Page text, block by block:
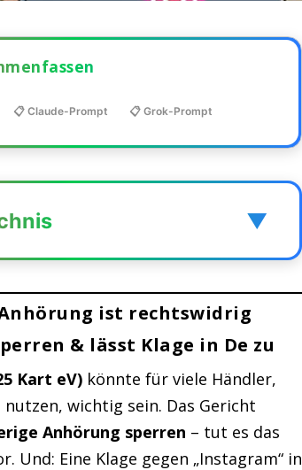
📋 Claude-Prompt 📋 Grok-Prompt
▼
ist rechtswidrig
ist rechtswidrig
& lässt Klage in De zu
Kart eV) könnte für viele Händler,
wichtig sein. Das Gericht
Anhörung sperren – tut es das
Eine Klage gegen „Instagram“ in